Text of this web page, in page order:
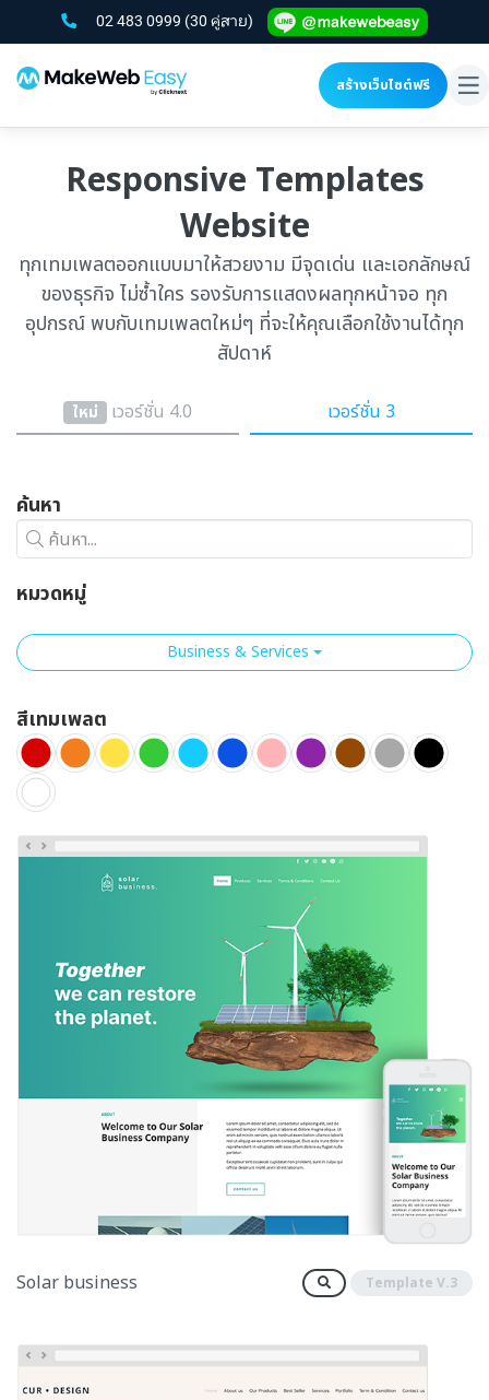
02 483 0999 (30 คู่สาย)
สร้างเว็บไซต์ฟรี
Responsive Templates
Website
ทุกเทมเพลตออกแบบมาให้สวยงาม มีจุดเด่น และเอกลักษณ์
ของธุรกิจ ไม่ซ้ำใคร รองรับการแสดงผลทุกหน้าจอ ทุก
อุปกรณ์ พบกับเทมเพลตใหม่ๆ ที่จะให้คุณเลือกใช้งานได้ทุก
สัปดาห์
ใหม่ เวอร์ชั่น 4.0 เวอร์ชั่น 3
ค้นหา
ค้นหา...
หมวดหมู่
Business & Services
สีเทมเพลต
Solar business Template V.3